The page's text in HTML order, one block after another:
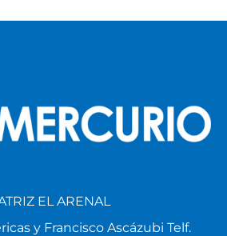
EL ARENAL
y Francisco Ascázubi Telf.